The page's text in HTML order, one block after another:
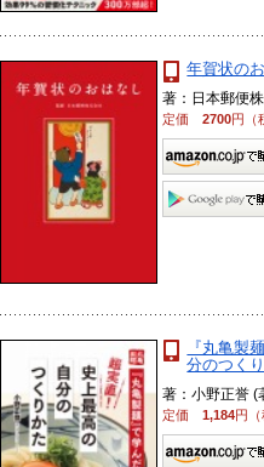
年賀状の
著：日本郵便
定価2700円（
『丸亀
分のつく
著：小野正誉 (
定価1,184円（